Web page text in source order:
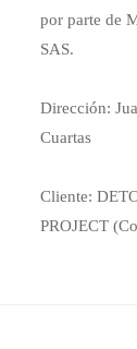
por parte de
SAS.
Dirección:
Cuartas
Cliente:
PROJECT